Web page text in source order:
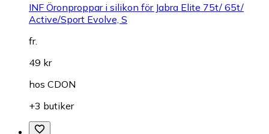
INF Öronproppar i silikon för Jabra Elite 75t/ 65t/
Active/Sport Evolve, S
fr.
49 kr
hos CDON
+3 butiker